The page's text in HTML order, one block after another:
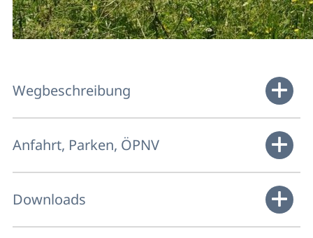
Wegbeschreibung
Anfahrt, Parken, ÖPNV
Downloads